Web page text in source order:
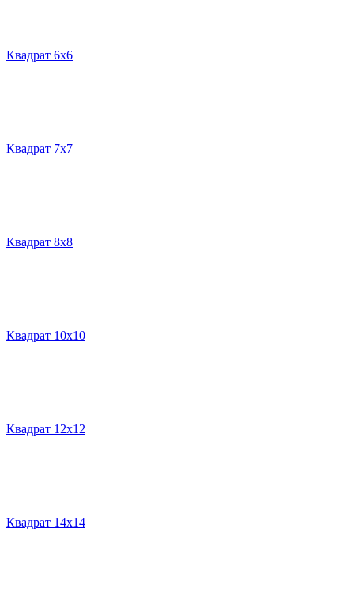
Квадрат 6х6
Квадрат 7х7
Квадрат 8х8
Квадрат 10х10
Квадрат 12х12
Квадрат 14х14